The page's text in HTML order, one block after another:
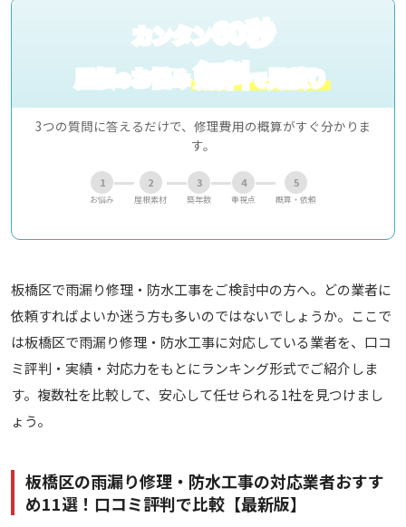
カンタン60秒
屋根のお悩み無料で見積り
3つの質問に答えるだけで、修理費用の概算がすぐ分かりま
す。
1
お悩み
2
屋根素材
3
築年数
4
重視点
5
概算・依頼
板橋区で雨漏り修理・防水工事をご検討中の方へ。どの業者に
依頼すればよいか迷う方も多いのではないでしょうか。ここで
は板橋区で雨漏り修理・防水工事に対応している業者を、口コ
ミ評判・実績・対応力をもとにランキング形式でご紹介しま
す。複数社を比較して、安心して任せられる1社を見つけまし
ょう。
板橋区の雨漏り修理・防水工事の対応業者おすす
め11選！口コミ評判で比較【最新版】